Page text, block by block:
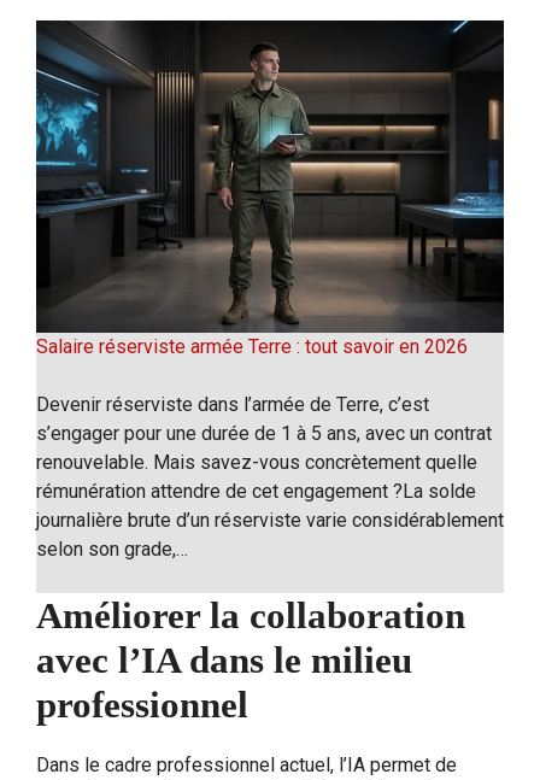
Salaire réserviste armée Terre : tout savoir en 2026
Devenir réserviste dans l’armée de Terre, c’est
s’engager pour une durée de 1 à 5 ans, avec un contrat
renouvelable. Mais savez-vous concrètement quelle
rémunération attendre de cet engagement ?La solde
journalière brute d’un réserviste varie considérablement
selon son grade,…
Améliorer la collaboration
avec l’IA dans le milieu
professionnel
Dans le cadre professionnel actuel, l’IA permet de